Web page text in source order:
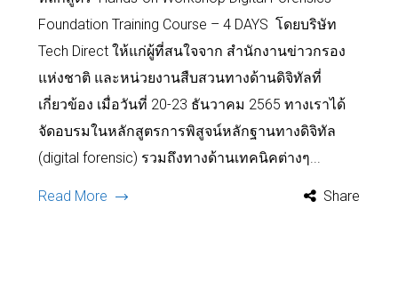
Foundation Training Course – 4 DAYS โดยบริษัท
Tech Direct ให้แก่ผู้ที่สนใจจาก สำนักงานข่าวกรอง
แห่งชาติ และหน่วยงานสืบสวนทางด้านดิจิทัลที่
เกี่ยวข้อง เมื่อวันที่ 20-23 ธันวาคม 2565 ทางเราได้
จัดอบรมในหลักสูตรการพิสูจน์หลักฐานทางดิจิทัล
(digital forensic) รวมถึงทางด้านเทคนิคต่างๆ...
Read More Share